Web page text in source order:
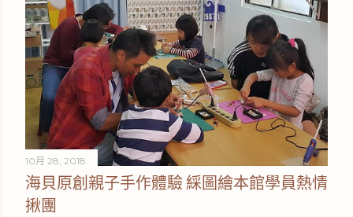
10月 28, 2018
海貝原創親子手作體驗 綵圖繪本館學員熱情
揪團